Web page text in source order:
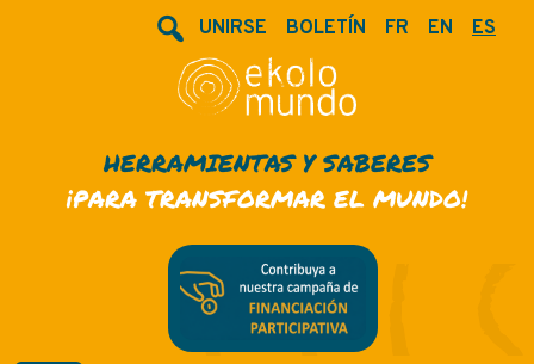
UNIRSE BOLETÍN FR EN ES
HERRAMIENTAS Y SABERES
¡PARA TRANSFORMAR EL MUNDO!